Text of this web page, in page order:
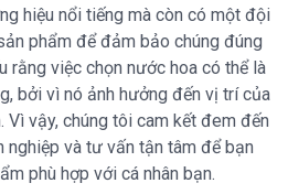
hiệu nổi tiếng mà còn có một đội
phẩm để đảm bảo chúng đúng
rằng việc chọn nước hoa có thể là
bởi vì nó ảnh hưởng đến vị trí của
Vì vậy, chúng tôi cam kết đem đến
nghiệp và tư vấn tận tâm để bạn
phù hợp với cá nhân bạn.